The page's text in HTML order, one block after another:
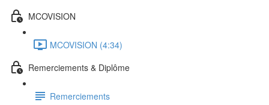
MCOVISION
MCOVISION (4:34)
Remerciements & Diplôme
Remerciements